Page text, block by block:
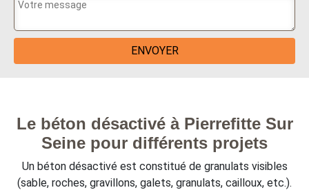
Le béton désactivé à Pierrefitte Sur
Seine pour différents projets
Un béton désactivé est constitué de granulats visibles
(sable, roches, gravillons, galets, granulats, cailloux, etc.).